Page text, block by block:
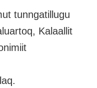
tunngatillugu
Kalaallit